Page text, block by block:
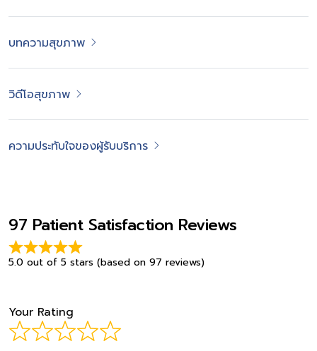
บทความสุขภาพ
วิดีโอสุขภาพ
ความประทับใจของผู้รับบริการ
97 Patient Satisfaction Reviews
5.0 out of 5 stars (based on 97 reviews)
Your Rating